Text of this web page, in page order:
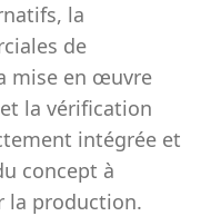
la
de
mise en œuvre
la vérification
intégrée et
concept à
la production.